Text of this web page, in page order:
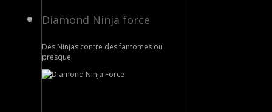
Diamond Ninja force
Des Ninjas contre des fantomes ou
presque.